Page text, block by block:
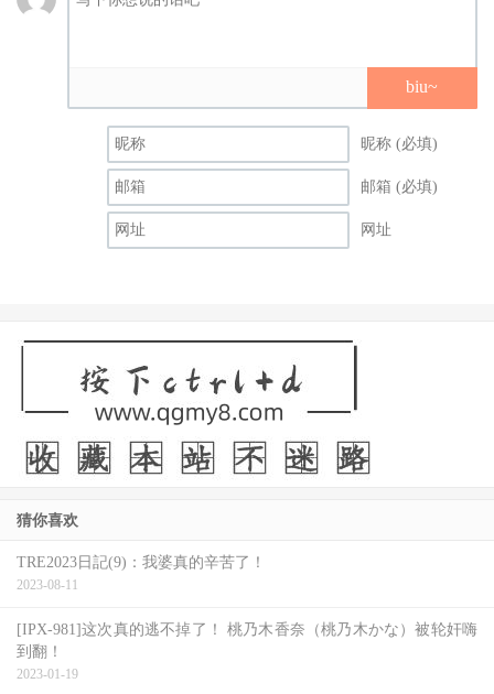
biu~
昵称 (必填)
邮箱 (必填)
网址
猜你喜欢
TRE2023日記(9)：我婆真的辛苦了！
2023-08-11
[IPX-981]这次真的逃不掉了！ 桃乃木香奈（桃乃木かな）被轮奸嗨
到翻！
2023-01-19